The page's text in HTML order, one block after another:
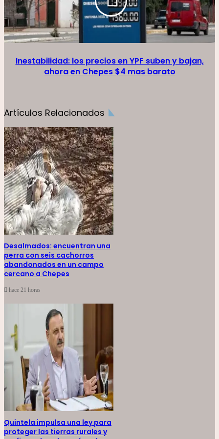
Inestabilidad: los precios en YPF suben y bajan,
ahora en Chepes $4 mas barato
Artículos Relacionados
Desalmados: encuentran una
perra con seis cachorros
abandonados en un campo
cercano a Chepes
hace 21 horas
Quintela impulsa una ley para
proteger las tierras rurales y